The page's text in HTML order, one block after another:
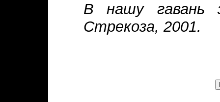
В нашу гавань
Стрекоза, 2001.